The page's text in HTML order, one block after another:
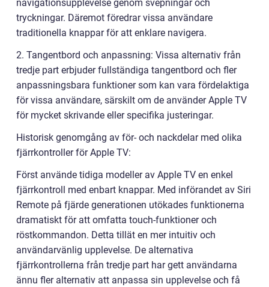
navigationsupplevelse genom svepningar och
tryckningar. Däremot föredrar vissa användare
traditionella knappar för att enklare navigera.
2. Tangentbord och anpassning: Vissa alternativ från
tredje part erbjuder fullständiga tangentbord och fler
anpassningsbara funktioner som kan vara fördelaktiga
för vissa användare, särskilt om de använder Apple TV
för mycket skrivande eller specifika justeringar.
Historisk genomgång av för- och nackdelar med olika
fjärrkontroller för Apple TV:
Först använde tidiga modeller av Apple TV en enkel
fjärrkontroll med enbart knappar. Med införandet av Siri
Remote på fjärde generationen utökades funktionerna
dramatiskt för att omfatta touch-funktioner och
röstkommandon. Detta tillät en mer intuitiv och
användarvänlig upplevelse. De alternativa
fjärrkontrollerna från tredje part har gett användarna
ännu fler alternativ att anpassa sin upplevelse och få